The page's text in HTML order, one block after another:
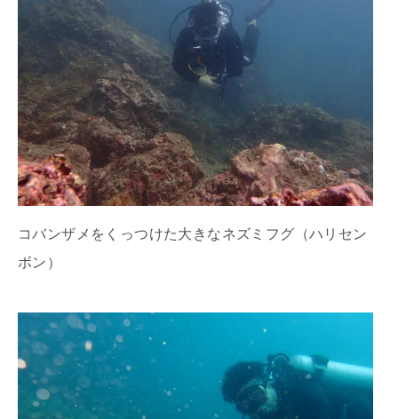
コバンザメをくっつけた大きなネズミフグ（ハリセン
ボン）